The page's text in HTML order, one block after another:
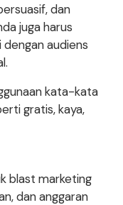
dan
juga harus
dengan audiens
kata-kata
gratis, kaya,
blast marketing
dan anggaran